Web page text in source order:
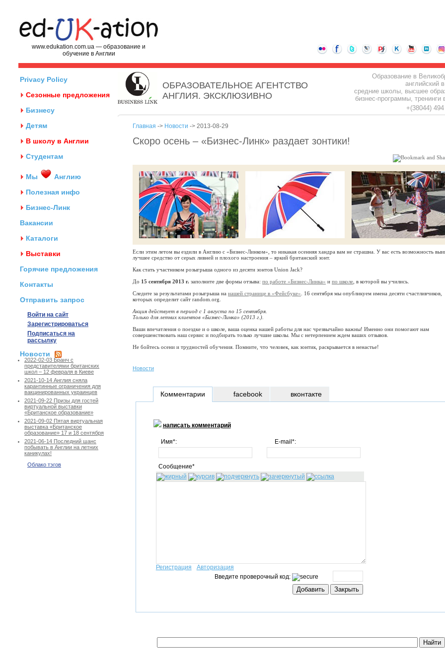
www.edukation.com.ua — образование и
обучение в Англии
Privacy Policy
Сезонные предложения
Бизнесу
Детям
В школу в Англии
Студентам
Мы
Англию
Полезная инфо
Бизнес-Линк
Вакансии
Каталоги
Выставки
Горячие предложения
Контакты
Отправить запрос
Войти на сайт
Зарегистрироваться
Подписаться на
рассылку
Новости
2022-02-03 Бранч с
представителями британских
школ – 12 февраля в Киеве
2021-10-14 Англия сняла
карантинные ограничения для
вакцинированных украинцев
2021-09-22 Призы для гостей
виртуальной выставки
«Британское образование»
2021-09-02 Пятая виртуальная
выставка «Британское
образование» 17 и 18 сентября
2021-06-14 Последний шанс
побывать в Англии на летних
каникулах!
Облако тэгов
ОБРАЗОВАТЕЛЬНОЕ АГЕНТСТВО
АНГЛИЯ. ЭКСКЛЮЗИВНО
Образование в
английский
средние школы, высшее
бизнес-программы, тренинги
+(38044)
Главная -> Новости -> 2013-08-29
Скоро осень – «Бизнес-Линк» раздает зонтики!
Если этим летом вы ездили в Англию с «Бизнес-Линком», то никакая осенняя хандра вам не страшна. У вас есть возможность
лучшее средство от серых ливней и плохого настроения – яркий британский зонт.
Как стать участником розыгрыша одного из десяти зонтов Union Jack?
До 15 сентября 2013 г. заполните две формы отзыва: по работе «Бизнес-Линка» и по школе , в которой вы учились.
Следите за результатами розыгрыша на нашей странице в «Фейсбуке» . 16 сентября мы опубликуем имена десяти счастливчиков,
которых определит сайт random.org.
Акция действует в период с 1 августа по 15 сентября.
Только для летних клиентов «Бизнес-Линка» (2013 г.).
Ваши впечатления о поездке и о школе, ваша оценка нашей работы для нас чрезвычайно важны! Именно они помогают нам
совершенствовать наш сервис и подбирать только лучшие школы. Мы с нетерпением ждем ваших отзывов.
Не бойтесь осени и трудностей обучения. Помните, что человек, как зонтик, раскрывается в ненастье!
Новости
Комментарии
написать комментарий
Имя*: E-mail*:
Сообщение*
Регистрация
Авторизация
Введите проверочный код:
facebook вконтакте